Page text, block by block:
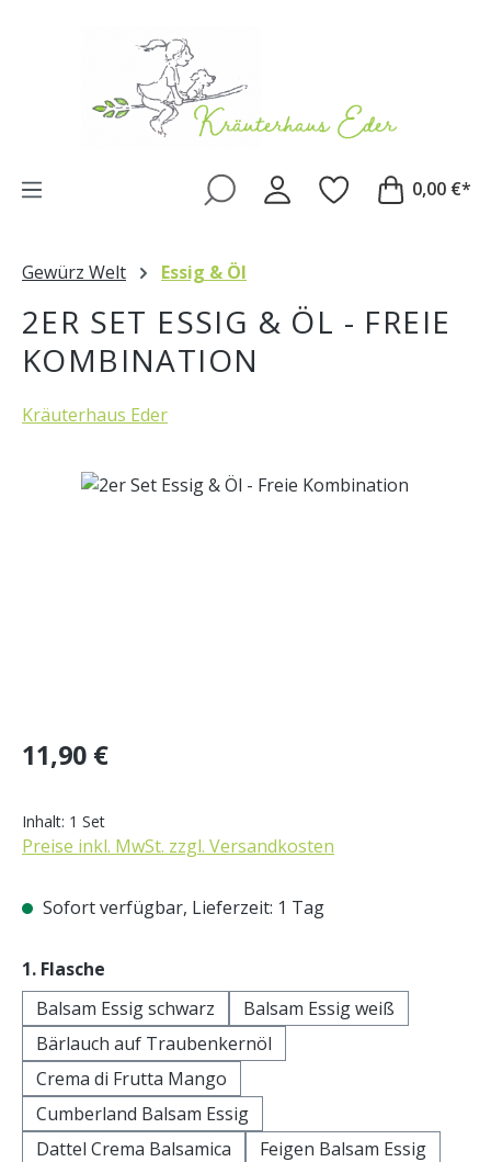
0,00 €*
Gewürz Welt Essig & Öl
2ER SET ESSIG & ÖL - FREIE
KOMBINATION
Kräuterhaus Eder
Bildergalerie überspringen
Regulärer Preis:
11,90 €
Inhalt: 1 Set
Preise inkl. MwSt. zzgl. Versandkosten
Sofort verfügbar, Lieferzeit: 1 Tag
1. Flasche
Balsam Essig schwarz
Balsam Essig weiß
Bärlauch auf Traubenkernöl
Crema di Frutta Mango
Cumberland Balsam Essig
Dattel Crema Balsamica
Feigen Balsam Essig